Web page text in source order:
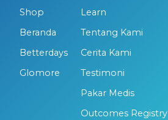
Shop
Beranda
Betterdays
Glomore
Learn
Tentang Kami
Cerita Kami
Testimoni
Pakar Medis
Outcomes Registry